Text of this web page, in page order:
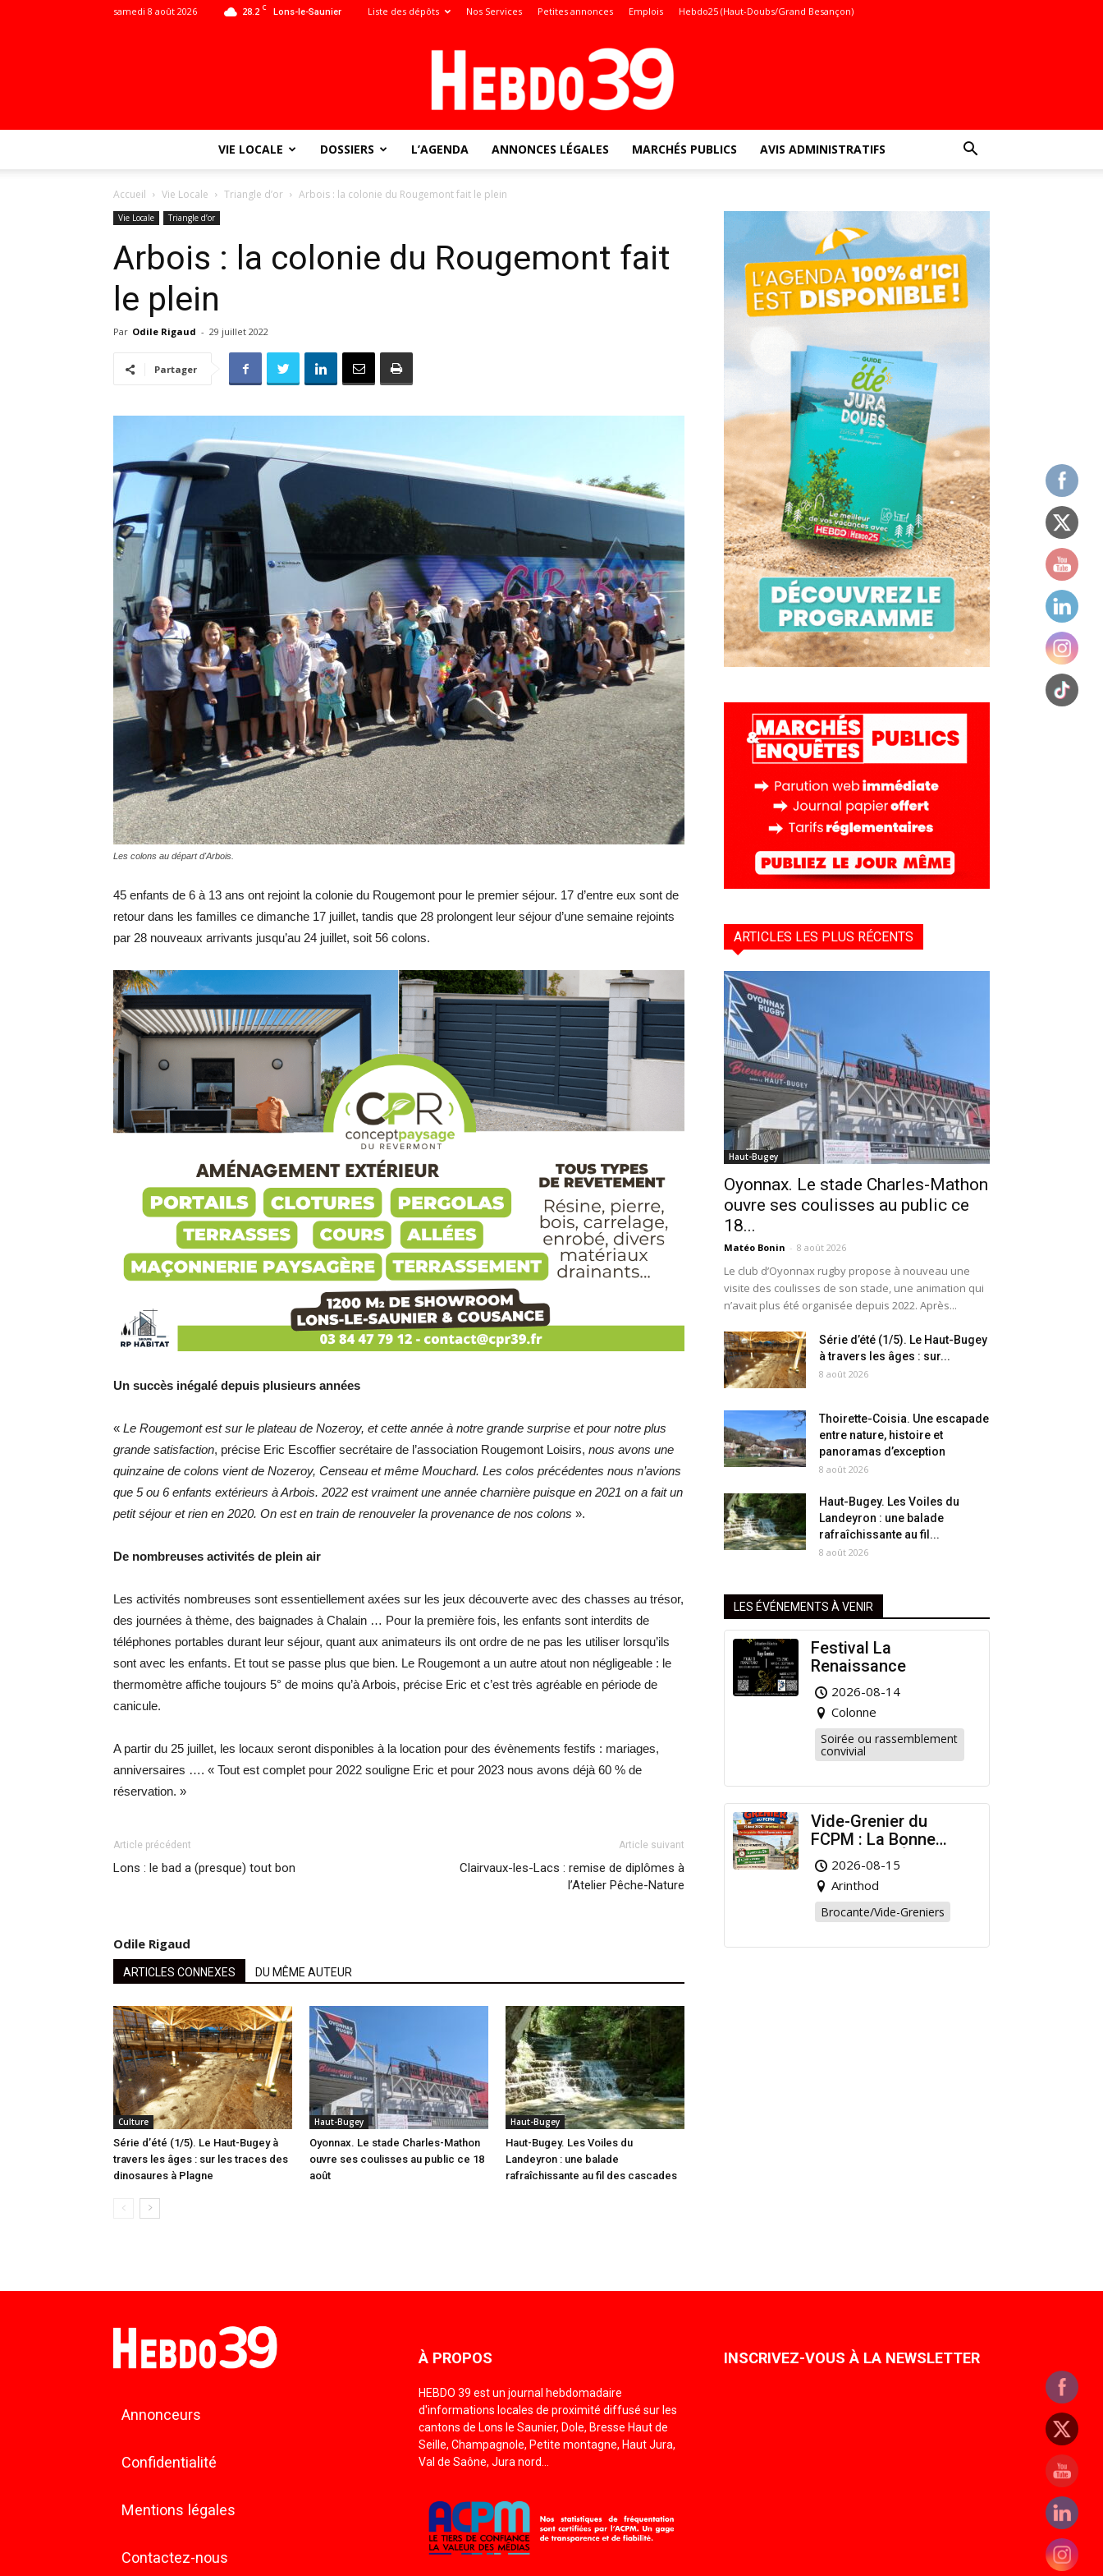
28.2 C Lons-le-Saunier
samedi 8 août 2026 Liste des dépôts Nos Services Petites annonces Emplois Hebdo25 (Haut-Doubs/Grand Besançon)
l'info
locale
–
Hebdo39
VIE LOCALE DOSSIERS L’AGENDA ANNONCES LÉGALES MARCHÉS PUBLICS AVIS ADMINISTRATIFS
Accueil Vie Locale Triangle d’or Arbois : la colonie du Rougemont fait le plein
Vie Locale Triangle d’or
Arbois : la colonie du Rougemont fait
le plein
Par Odile Rigaud - 29 juillet 2022
Partager
Les colons au départ d'Arbois.
45 enfants de 6 à 13 ans ont rejoint la colonie du Rougemont pour le premier séjour. 17 d’entre eux sont de
retour dans les familles ce dimanche 17 juillet, tandis que 28 prolongent leur séjour d’une semaine rejoints
par 28 nouveaux arrivants jusqu’au 24 juillet, soit 56 colons.
Un succès inégalé depuis plusieurs années
« Le Rougemont est sur le plateau de Nozeroy, et cette année à notre grande surprise et pour notre plus
grande satisfaction, précise Eric Escoffier secrétaire de l’association Rougemont Loisirs, nous avons une
quinzaine de colons vient de Nozeroy, Censeau et même Mouchard. Les colos précédentes nous n’avions
que 5 ou 6 enfants extérieurs à Arbois. 2022 est vraiment une année charnière puisque en 2021 on a fait un
petit séjour et rien en 2020. On est en train de renouveler la provenance de nos colons ».
De nombreuses activités de plein air
Les activités nombreuses sont essentiellement axées sur les jeux découverte avec des chasses au trésor,
des journées à thème, des baignades à Chalain … Pour la première fois, les enfants sont interdits de
téléphones portables durant leur séjour, quant aux animateurs ils ont ordre de ne pas les utiliser lorsqu’ils
sont avec les enfants. Et tout se passe plus que bien. Le Rougemont a un autre atout non négligeable : le
thermomètre affiche toujours 5° de moins qu’à Arbois, précise Eric et c’est très agréable en période de
canicule.
A partir du 25 juillet, les locaux seront disponibles à la location pour des évènements festifs : mariages,
anniversaires …. « Tout est complet pour 2022 souligne Eric et pour 2023 nous avons déjà 60 % de
réservation. »
Article précédent
Lons : le bad a (presque) tout bon
Article suivant
Clairvaux-les-Lacs : remise de diplômes à
l’Atelier Pêche-Nature
Odile Rigaud
ARTICLES CONNEXES DU MÊME AUTEUR
Culture
Série d’été (1/5). Le Haut-Bugey à
travers les âges : sur les traces des
dinosaures à Plagne
Haut-Bugey
Oyonnax. Le stade Charles-Mathon
ouvre ses coulisses au public ce 18
août
Haut-Bugey
Haut-Bugey. Les Voiles du
Landeyron : une balade
rafraîchissante au fil des cascades
ARTICLES LES PLUS RÉCENTS
Haut-Bugey
Oyonnax. Le stade Charles-Mathon
ouvre ses coulisses au public ce
18...
Matéo Bonin - 8 août 2026
Le club d’Oyonnax rugby propose à nouveau une
visite des coulisses de son stade, une animation qui
n’avait plus été organisée depuis 2022. Après...
Série d’été (1/5). Le Haut-Bugey
à travers les âges : sur...
8 août 2026
Thoirette-Coisia. Une escapade
entre nature, histoire et
panoramas d’exception
8 août 2026
Haut-Bugey. Les Voiles du
Landeyron : une balade
rafraîchissante au fil...
8 août 2026
LES ÉVÉNEMENTS À VENIR
Festival La
Renaissance
2026-08-14
Colonne
Soirée ou rassemblement
convivial
Vide-Grenier du
FCPM : La Bonne
Affaire de l’Été à
Arinthod !
2026-08-15
Arinthod
Brocante/Vide-Greniers